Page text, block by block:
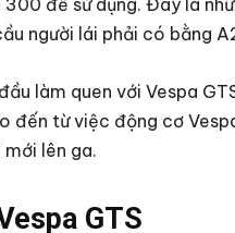
người lái phải có bằng
làm quen với Vespa
đến từ việc động cơ
lên ga.
GTS